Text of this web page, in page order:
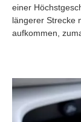
einer
längerer Strecke
aufkommen,